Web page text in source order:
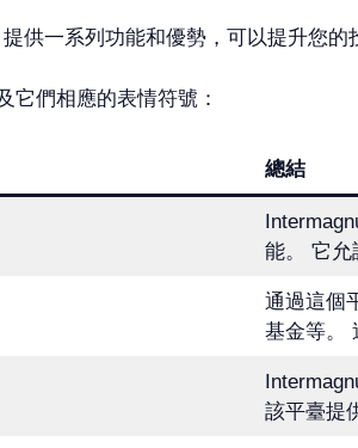
供一系列功能和優勢，可以提升您的
它們相應的表情符號：
總結
能。 它允
通過這個
基金等。
該平臺提